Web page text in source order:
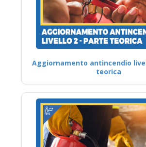
Aggiornamento antincendio
teorica